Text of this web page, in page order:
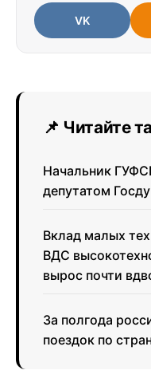
VK
📌 Читайте
Начальник
депутатом
Вклад малых
ВДС
вырос почти
За полгода
поездок по